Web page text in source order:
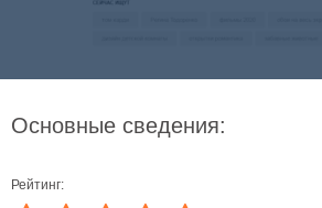
Основные сведения:
Рейтинг: